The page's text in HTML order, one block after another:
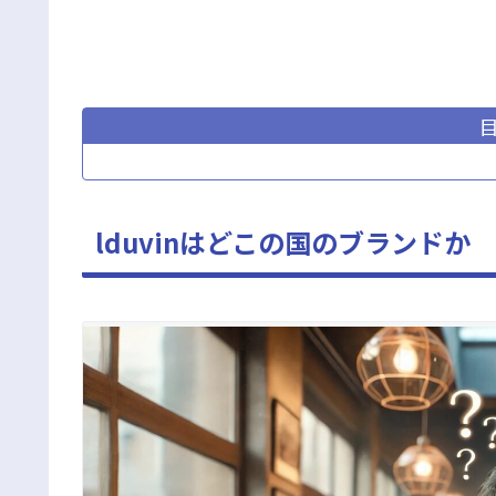
lduvinはどこの国のブランドか